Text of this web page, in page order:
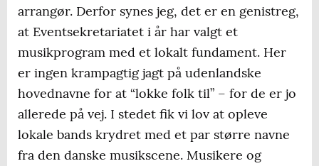
arrangør. Derfor synes jeg, det er en genistreg,
at Eventsekretariatet i år har valgt et
musikprogram med et lokalt fundament. Her
er ingen krampagtig jagt på udenlandske
hovednavne for at “lokke folk til” – for de er jo
allerede på vej. I stedet fik vi lov at opleve
lokale bands krydret med et par større navne
fra den danske musikscene. Musikere og